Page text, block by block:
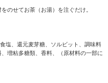
のせてお茶（お湯）を注ぐだけ。
塩、還元麦芽糖、ソルビット、調味料
増粘多糖類、香料、（原材料の一部に